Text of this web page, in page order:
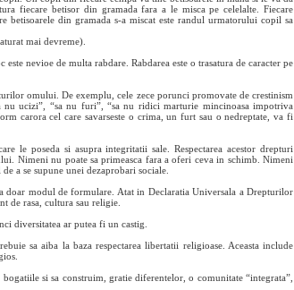
fiecare betisor din gramada fara a le misca pe celelalte. Fiecare
din gramada s-a miscat este randul urmatorului copil sa
mai devreme).
nevioe de multa rabdare. Rabdarea este o trasatura de caracter pe
omului. De exemplu, cele zece porunci promovate de crestinism
ucizi”, “sa nu furi”, “sa nu ridici marturie mincinoasa impotriva
carora cel care savarseste o crima, un furt sau o nedreptate, va fi
le poseda si asupra integritatii sale. Respectarea acestor drepturi
Nimeni nu poate sa primeasca fara a oferi ceva in schimb. Nimeni
a se supune unei dezaprobari sociale.
modul de formulare. Atat in Declaratia Universala a Drepturilor
de rasa, cultura sau religie.
diversitatea ar putea fi un castig.
sa aiba la baza respectarea libertatii religioase. Aceasta include
si sa construim, gratie diferentelor, o comunitate “integrata”,